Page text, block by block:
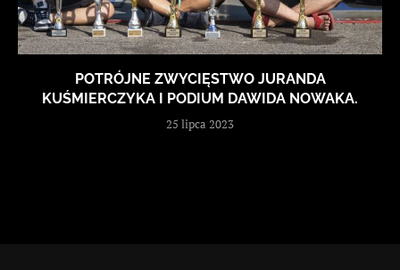
POTRÓJNE ZWYCIĘSTWO JURANDA
KUŚMIERCZYKA I PODIUM DAWIDA NOWAKA.
25 lipca 2023